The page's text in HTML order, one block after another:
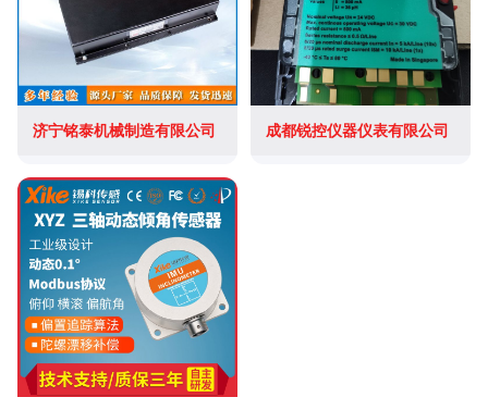
济宁铭泰机械制造有限公司 成都锐控仪器仪表有限公司